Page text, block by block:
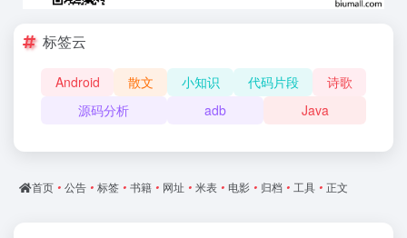
标签云
Android 散文 小知识 代码片段
诗歌
源码分析
adb Java
首页 • 公告 • 标签 • 书籍 • 网址 • 米表 • 电影 • 归档 • 工具 • 正文